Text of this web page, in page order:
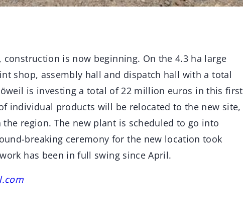
is now beginning. On the 4.3 ha large
shop, assembly hall and dispatch hall with a total
is investing a total of 22 million euros in this first
individual products will be relocated to the new site,
region. The new plant is scheduled to go into
breaking ceremony for the new location took
has been in full swing since April.